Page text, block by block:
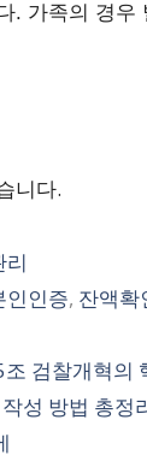
. 가족의 경우
니다.
리
인인증, 잔액확
검찰개혁의
성 방법 총정